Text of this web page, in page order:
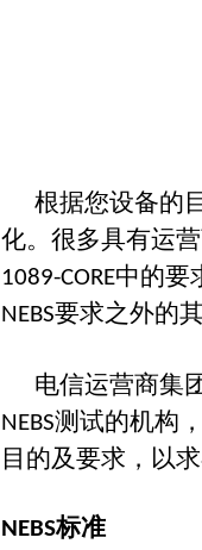
根据您设备的
化。很多具有运
1089-CORE中的要
NEBS要求之外的
电信运营商集
NEBS测试的机构
目的及要求，以
NEBS标准